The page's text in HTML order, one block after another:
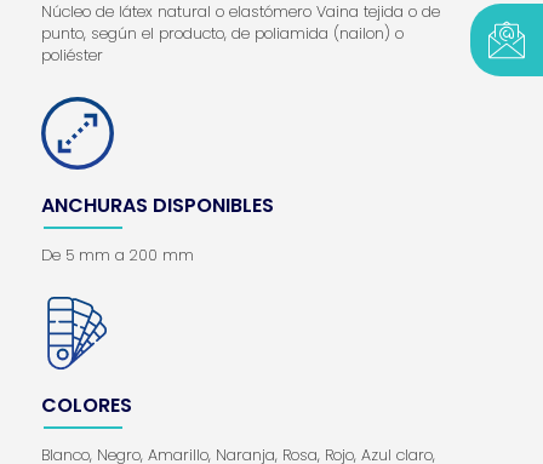
Núcleo de látex natural o elastómero Vaina tejida o de
punto, según el producto, de poliamida (nailon) o
poliéster
ANCHURAS DISPONIBLES
De 5 mm a 200 mm
COLORES
Blanco, Negro, Amarillo, Naranja, Rosa, Rojo, Azul claro,